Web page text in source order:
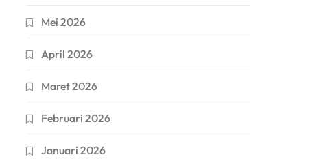
Mei 2026
April 2026
Maret 2026
Februari 2026
Januari 2026